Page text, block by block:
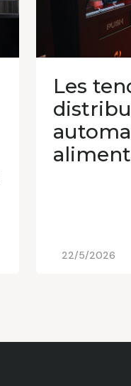
Les
22/5/2026